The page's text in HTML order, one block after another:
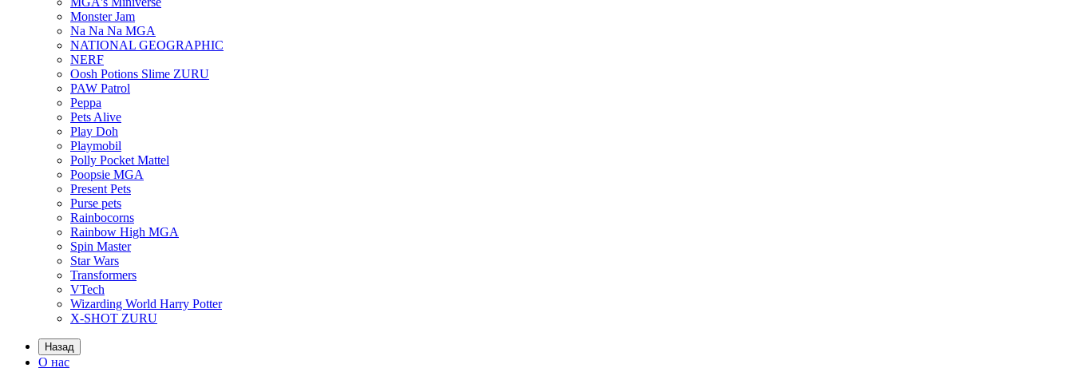
Monster Jam
Na Na Na MGA
NATIONAL GEOGRAPHIC
NERF
Oosh Potions Slime ZURU
PAW Patrol
Peppa
Pets Alive
Play Doh
Playmobil
Polly Pocket Mattel
Poopsie MGA
Present Pets
Purse pets
Rainbocorns
Rainbow High MGA
Spin Master
Star Wars
Transformers
VTech
Wizarding World Harry Potter
X-SHOT ZURU
Назад
О нас